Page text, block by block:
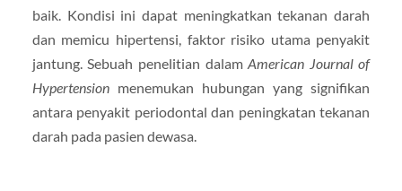
baik. Kondisi ini dapat meningkatkan tekanan darah
dan memicu hipertensi, faktor risiko utama penyakit
jantung. Sebuah penelitian dalamAmerican Journal of
Hypertensionmenemukan hubungan yang signifikan
antara penyakit periodontal dan peningkatan tekanan
darah pada pasien dewasa.